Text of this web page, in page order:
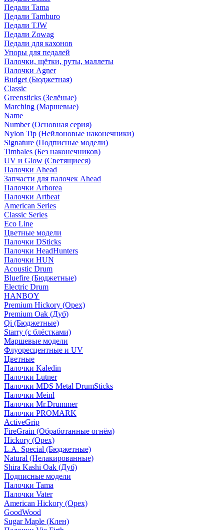
Педали Tama
Педали Tamburo
Педали TJW
Педали Zowag
Педали для кахонов
Упоры для педалей
Палочки, щётки, руты, маллеты
Палочки Agner
Budget (Бюджетная)
Classic
Greensticks (Зелёные)
Marching (Маршевые)
Name
Number (Основная серия)
Nylon Tip (Нейлоновые наконечники)
Signature (Подписные модели)
Timbales (Без наконечников)
UV и Glow (Светящиеся)
Палочки Ahead
Запчасти для палочек Ahead
Палочки Arborea
Палочки Artbeat
American Series
Classic Series
Eco Line
Цветные модели
Палочки DSticks
Палочки HeadHunters
Палочки HUN
Acoustic Drum
Bluefire (Бюджетные)
Electric Drum
HANBOY
Premium Hickory (Орех)
Premium Oak (Дуб)
Qi (Бюджетные)
Starry (с блёстками)
Маршевые модели
Флуоресцентные и UV
Цветные
Палочки Kaledin
Палочки Lutner
Палочки MDS Metal DrumSticks
Палочки Meinl
Палочки Mr.Drummer
Палочки PROMARK
ActiveGrip
FireGrain (Обработанные огнём)
Hickory (Орех)
L.A. Special (Бюджетные)
Natural (Нелакированные)
Shira Kashi Oak (Дуб)
Подписные модели
Палочки Tama
Палочки Vater
American Hickory (Орех)
GoodWood
Sugar Maple (Клен)